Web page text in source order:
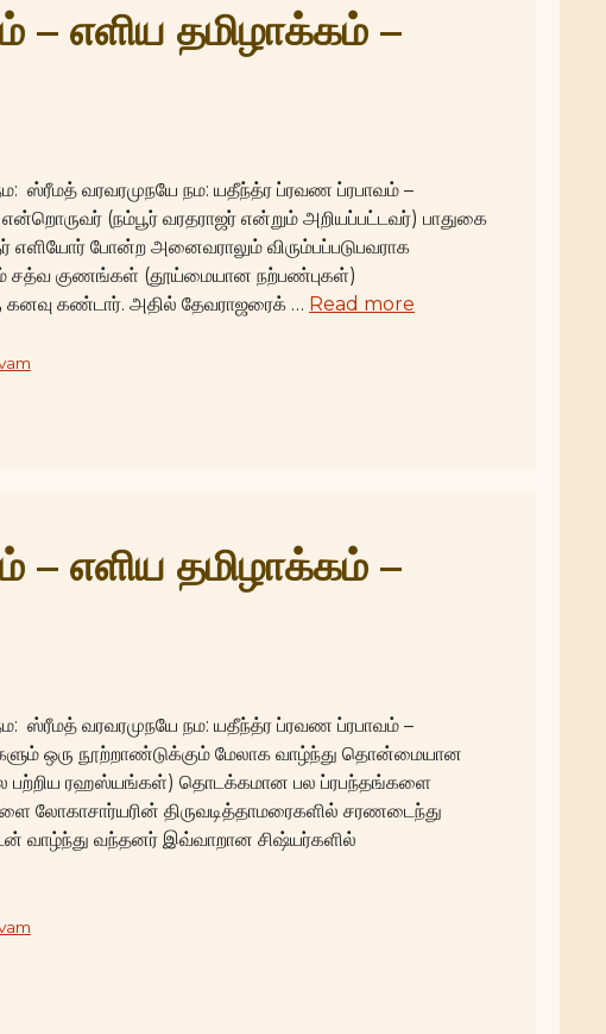
எளிய தமிழாக்கம் –
ஸ்ரீமத் வரவரமுநயே நம: யதீந்த்ர ப்ரவண ப்ரபாவம் –
(நம்பூர் வரதராஜர் என்றும் அறியப்பட்டவர்) பாதுகை
எளியோர் போன்ற அனைவராலும் விரும்பப்படுபவராக
சத்வ குணங்கள் (தூய்மையான நற்பண்புகள்)
கனவு கண்டார். அதில் தேவராஜரைக் … Read more
எளிய தமிழாக்கம் –
ஸ்ரீமத் வரவரமுநயே நம: யதீந்த்ர ப்ரவண ப்ரபாவம் –
ஒரு நூற்றாண்டுக்கும் மேலாக வாழ்ந்து தொன்மையான
ரஹஸ்யங்கள்) தொடக்கமான பல ப்ரபந்தங்களை
லோகாசார்யரின் திருவடித்தாமரைகளில் சரணடைந்து
வாழ்ந்து வந்தனர் இவ்வாறான சிஷ்யர்களில்